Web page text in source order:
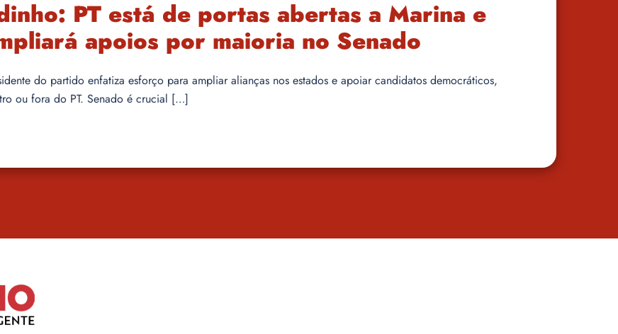
PT está de portas abertas a Marina e
apoios por maioria no Senado
do partido enfatiza esforço para ampliar alianças nos estados e apoiar candidatos democráticos,
ou fora do PT. Senado é crucial […]